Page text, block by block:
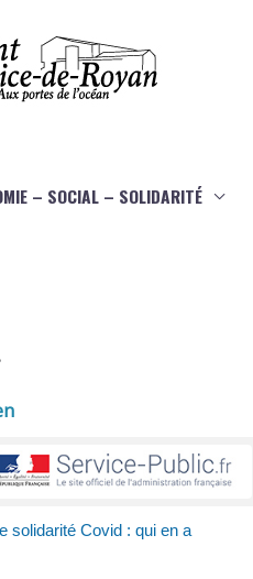
– SOCIAL – SOLIDARITÉ
solidarité Covid : qui en a